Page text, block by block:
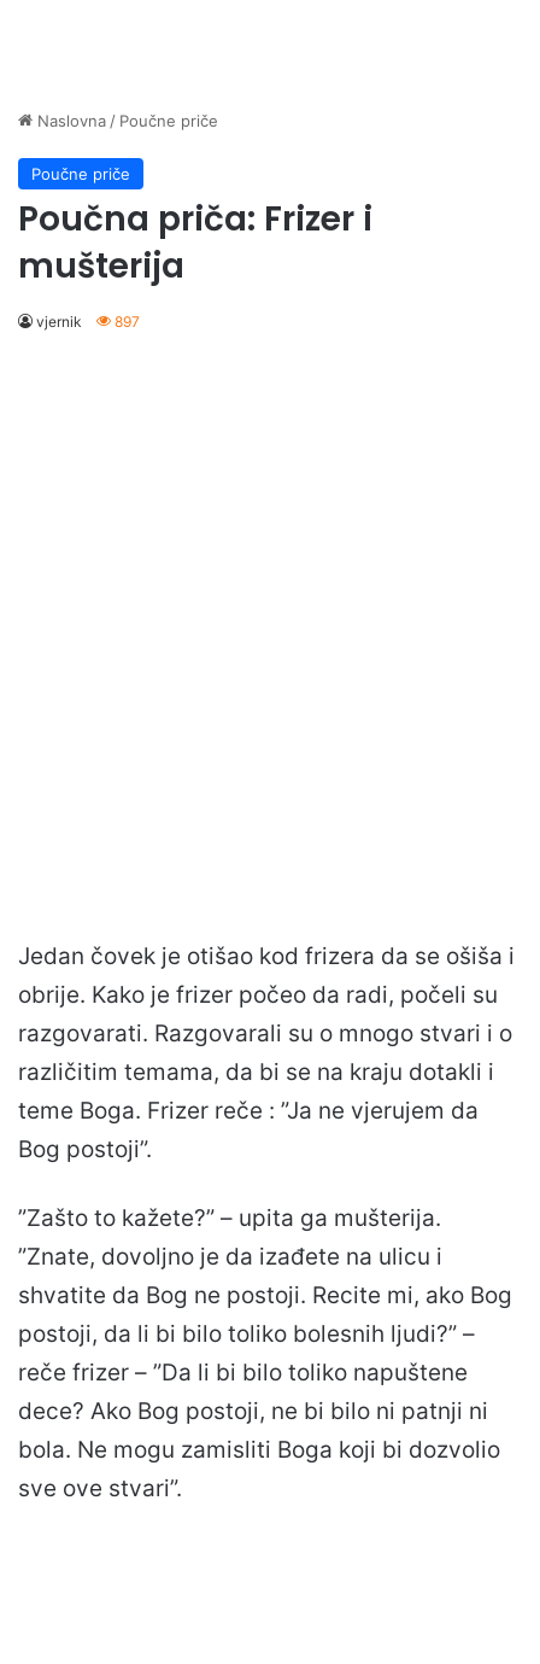
Naslovna / Poučne priče
Poučne priče
Poučna priča: Frizer i
mušterija
vjernik 897
Jedan čovek je otišao kod frizera da se ošiša i
obrije. Kako je frizer počeo da radi, počeli su
razgovarati. Razgovarali su o mnogo stvari i o
različitim temama, da bi se na kraju dotakli i
teme Boga. Frizer reče : ”Ja ne vjerujem da
Bog postoji”.
”Zašto to kažete?” – upita ga mušterija.
”Znate, dovoljno je da izađete na ulicu i
shvatite da Bog ne postoji. Recite mi, ako Bog
postoji, da li bi bilo toliko bolesnih ljudi?” –
reče frizer – ”Da li bi bilo toliko napuštene
dece? Ako Bog postoji, ne bi bilo ni patnji ni
bola. Ne mogu zamisliti Boga koji bi dozvolio
sve ove stvari”.